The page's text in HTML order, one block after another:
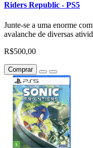
Riders Republic - PS5
Junte-se a uma enorme
avalanche de diversas
R$500,00
Comprar